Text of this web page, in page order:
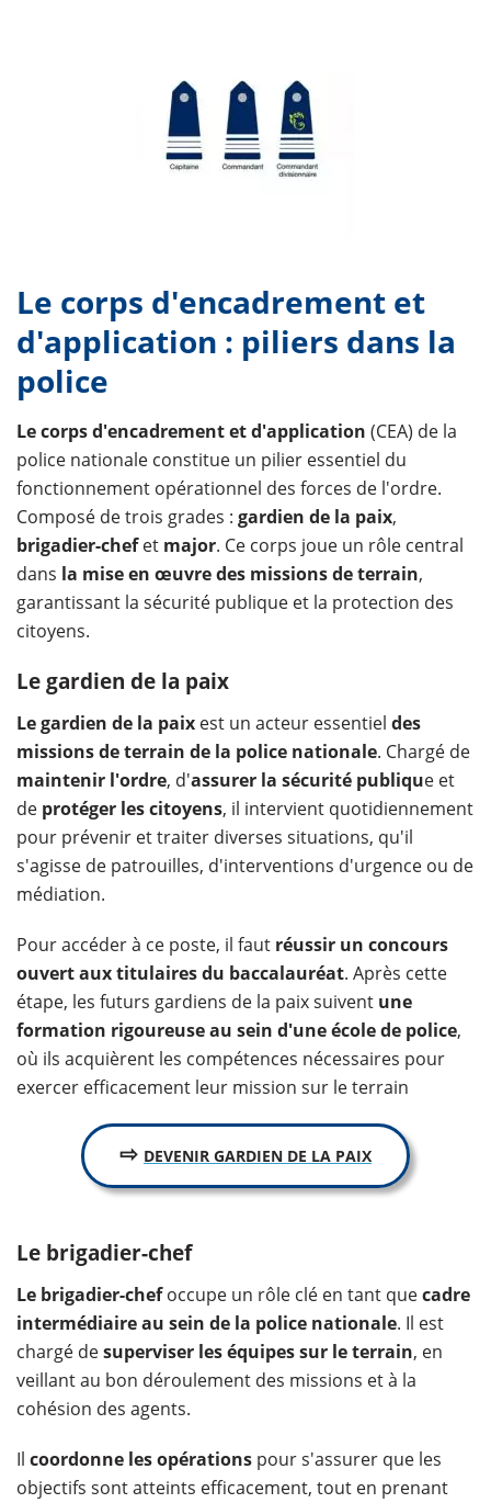
Le corps d'encadrement et
d'application : piliers dans la
police
Le corps d'encadrement et d'application (CEA) de la
police nationale constitue un pilier essentiel du
fonctionnement opérationnel des forces de l'ordre.
Composé de trois grades : gardien de la paix,
brigadier-chefet major. Ce corps joue un rôle central
dans la mise en œuvre des missions de terrain,
garantissant la sécurité publique et la protection des
citoyens.
Le gardien de la paix
Le gardien de la paix est un acteur essentiel des
missions de terrain de la police nationale. Chargé de
maintenir l'ordre, d'assurer la sécurité publique et
de protéger les citoyens, il intervient quotidiennement
pour prévenir et traiter diverses situations, qu'il
s'agisse de patrouilles, d'interventions d'urgence ou de
médiation.
Pour accéder à ce poste, il faut réussir un concours
ouvert aux titulaires du baccalauréat. Après cette
étape, les futurs gardiens de la paix suivent une
formation rigoureuse au sein d'une école de police,
où ils acquièrent les compétences nécessaires pour
exercer efficacement leur mission sur le terrain
⇨ DEVENIR GARDIEN DE LA PAIX
Le brigadier-chef
Le brigadier-chefoccupe un rôle clé en tant quecadre
intermédiaire au sein de la police nationale. Il est
chargé desuperviser les équipes sur le terrain, en
veillant au bon déroulement des missions et à la
cohésion des agents.
Il coordonne les opérations pour s'assurer que les
objectifs sont atteints efficacement, tout en prenant